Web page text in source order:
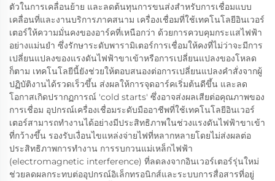
ตัวในการเคลื่อนย้าย และลดต้นทุนการขนส่งสำหรับการเชื่อมแบบ
เคลื่อนที่และงานบริการภาคสนาม เครื่องเชื่อมที่ใช้เทคโนโลยีอินเวอร์
เตอร์ให้ความมั่นคงของอาร์คที่เหนือกว่า ด้วยการควบคุมกระแสไฟฟ้า
อย่างแม่นยำ ซึ่งรักษาระดับพารามิเตอร์การเชื่อมให้คงที่ไม่ว่าจะมีการ
เปลี่ยนแปลงของแรงดันไฟฟ้าขาเข้าหรือการเปลี่ยนแปลงของโหลด
ก็ตาม เทคโนโลยีนี้ยังช่วยให้ตอบสนองต่อการเปลี่ยนแปลงคำสั่งจากผู้
ปฏิบัติงานได้รวดเร็วขึ้น ส่งผลให้การจุดอาร์คเริ่มต้นดีขึ้น และลด
โอกาสเกิดปรากฏการณ์ 'cold starts' ซึ่งอาจส่งผลเสียต่อคุณภาพของ
การเชื่อม อุปกรณ์เครื่องเชื่อมระดับมืออาชีพที่ใช้เทคโนโลยีอินเวอร์
เตอร์สามารถทำงานได้อย่างมีประสิทธิภาพในช่วงแรงดันไฟฟ้าขาเข้า
ที่กว้างขึ้น รองรับเงื่อนไขแหล่งจ่ายไฟที่หลากหลายโดยไม่ส่งผลต่อ
ประสิทธิภาพการทำงาน การรบกวนแม่เหล็กไฟฟ้า
(electromagnetic interference) ที่ลดลงจากอินเวอร์เตอร์รุ่นใหม่
ช่วยลดผลกระทบต่ออุปกรณ์อิเล็กทรอนิกส์และระบบการสื่อสารที่อยู่